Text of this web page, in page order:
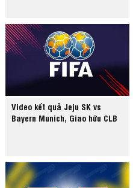
Video kết quả Jeju SK vs
Bayern Munich, Giao hữu CLB